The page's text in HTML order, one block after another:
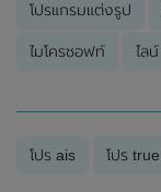
โปรแกรมแต่งรูป
ไมโครซอฟท์ ไลน์
โปร ais โปร true